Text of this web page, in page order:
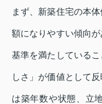
まず、新築住宅の本
額になりやすい傾向
基準を満たしている
しさ」が価値として
は築年数や状態、立